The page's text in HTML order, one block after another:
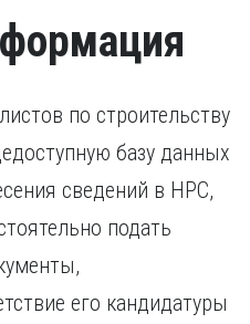
пяти лет. В случае,
проходило за пределами
о признании
по строительству
базу данных
сведений в НРС,
подать
его кандидатуры